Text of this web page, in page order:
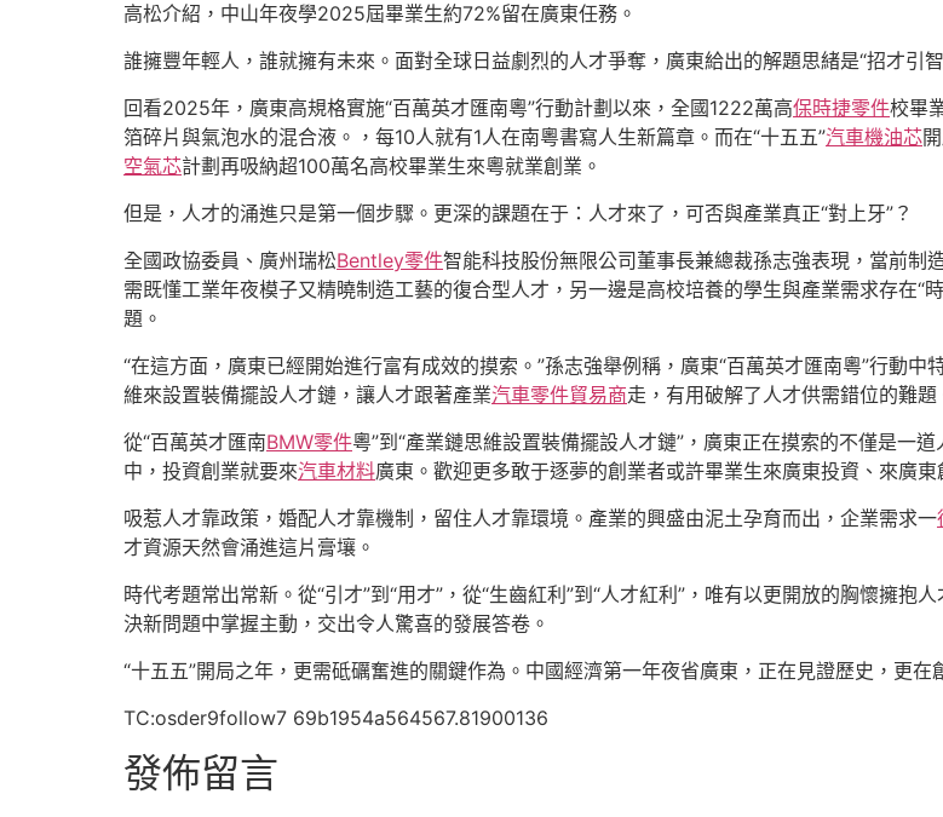
高松介紹，中山年夜學2025屆畢業生約72%留在廣東任務。
誰擁豐年輕人，誰就擁有未來。面對全球日益劇烈的人才爭奪，廣東給出的解題思緒是“招才引
回看2025年，廣東高規格實施“百萬英才匯南粵”行動計劃以來，全國1222萬高保時捷零件校畢
箔碎片與氣泡水的混合液。，每10人就有1人在南粵書寫人生新篇章。而在“十五五”汽車機油芯
空氣芯計劃再吸納超100萬名高校畢業生來粵就業創業。
但是，人才的涌進只是第一個步驟。更深的課題在于：人才來了，可否與產業真正“對上牙”？
全國政協委員、廣州瑞松Bentley零件智能科技股份無限公司董事長兼總裁孫志強表現，當前制
需既懂工業年夜模子又精曉制造工藝的復合型人才，另一邊是高校培養的學生與產業需求存在“
題。
“在這方面，廣東已經開始進行富有成效的摸索。”孫志強舉例稱，廣東“百萬英才匯南粵”行動
維來設置裝備擺設人才鏈，讓人才跟著產業汽車零件貿易商走，有用破解了人才供需錯位的難
從“百萬英才匯南BMW零件粵”到“產業鏈思維設置裝備擺設人才鏈”，廣東正在摸索的不僅是一
中，投資創業就要來汽車材料廣東。歡迎更多敢于逐夢的創業者或許畢業生來廣東投資、來廣東
吸惹人才靠政策，婚配人才靠機制，留住人才靠環境。產業的興盛由泥土孕育而出，企業需求一
才資源天然會涌進這片膏壤。
時代考題常出常新。從“引才”到“用才”，從“生齒紅利”到“人才紅利”，唯有以更開放的胸懷擁抱
決新問題中掌握主動，交出令人驚喜的發展答卷。
“十五五”開局之年，更需砥礪奮進的關鍵作為。中國經濟第一年夜省廣東，正在見證歷史，更在
TC:osder9follow7 69b1954a564567.81900136
發佈留言